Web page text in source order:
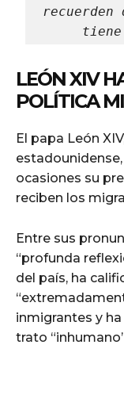
recuerden
LEÓN XIV
POLÍTICA
El papa León
ocasiones su
reciben los
Entre sus
“profunda
del país, ha
inmigrantes y
trato